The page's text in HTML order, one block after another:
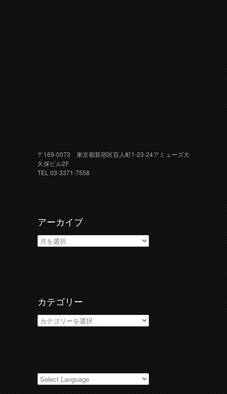
〒169-0073 東京都新宿区百人町1-23-24アミューズ大
久保ビル2F
TEL 03-3371-7558
アーカイブ
ア
ー
カ
イ
ブ
カテゴリー
カ
テ
ゴ
リ
ー